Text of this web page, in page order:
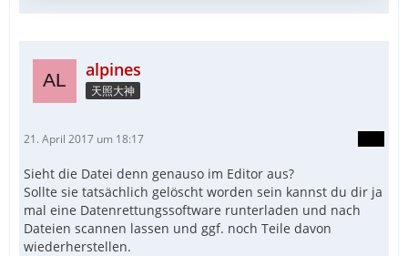
alpines
天照大神
21. April 2017 um 18:17
Sieht die Datei denn genauso im Editor aus?
Sollte sie tatsächlich gelöscht worden sein kannst du dir ja
mal eine Datenrettungssoftware runterladen und nach
Dateien scannen lassen und ggf. noch Teile davon
wiederherstellen.